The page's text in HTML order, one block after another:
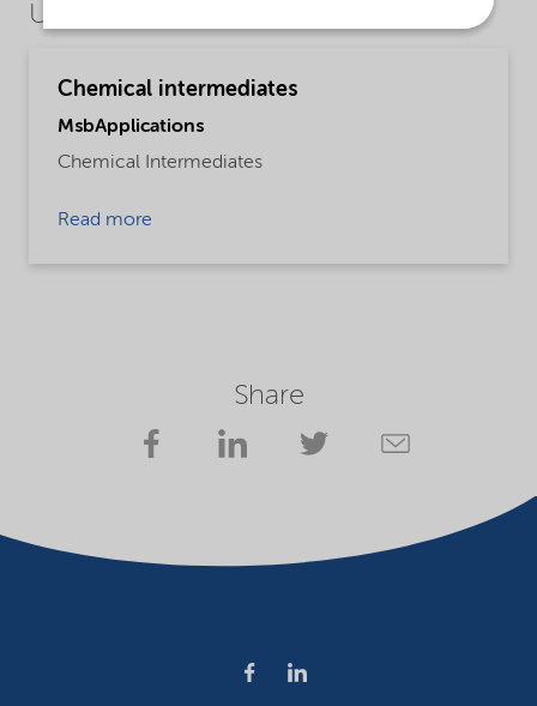
Use Cases
Chemical intermediates
MsbApplications
Chemical Intermediates
Read more
Share